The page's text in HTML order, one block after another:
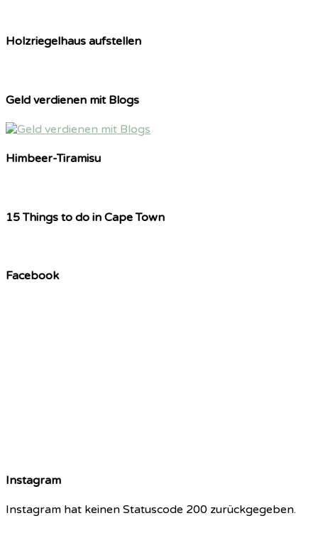
Holzriegelhaus aufstellen
Geld verdienen mit Blogs
Himbeer-Tiramisu
15 Things to do in Cape Town
Facebook
Instagram
Instagram hat keinen Statuscode 200 zurückgegeben.